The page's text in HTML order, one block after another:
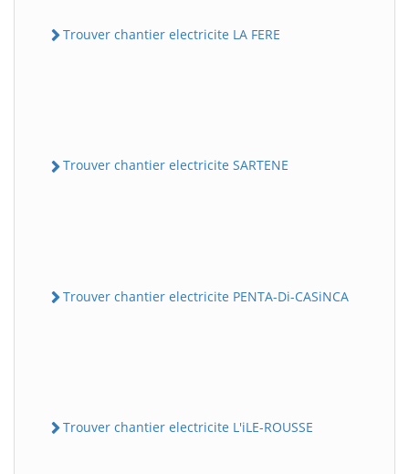
Trouver chantier electricite LA FERE
Trouver chantier electricite SARTENE
Trouver chantier electricite PENTA-Di-CASiNCA
Trouver chantier electricite L'iLE-ROUSSE